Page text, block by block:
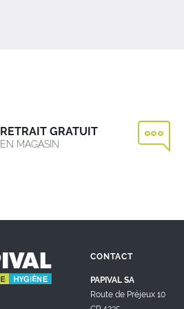
RETRAIT GRATUIT
EN MAGASIN
CONTACT
PAPIVAL SA
Route de Préjeux 10